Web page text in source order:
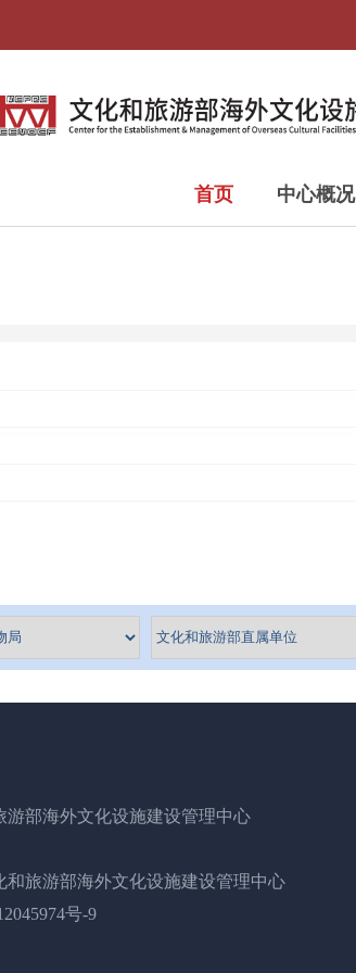
中心概况
首页
部海外文化设施建设管理中心
旅游部海外文化设施建设管理中心
号-9